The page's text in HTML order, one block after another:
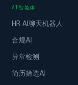
AI智能体
HR AI聊天机器人
合规AI
异常检测
简历筛选AI